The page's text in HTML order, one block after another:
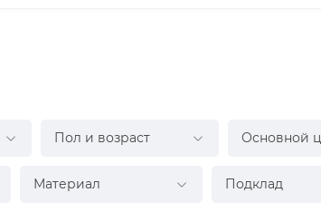
Пол и возраст Основной
Материал Подклад